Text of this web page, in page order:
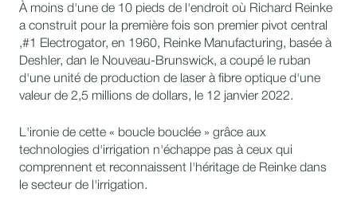
À moins d'une de 10 pieds de l'endroit où Richard Reinke
a construit pour la première fois son premier pivot central
,#1 Electrogator, en 1960, Reinke Manufacturing, basée à
Deshler, dan le Nouveau-Brunswick, a coupé le ruban
d'une unité de production de laser à fibre optique d'une
valeur de 2,5 millions de dollars, le 12 janvier 2022.
L'ironie de cette « boucle bouclée » grâce aux
technologies d'irrigation n'échappe pas à ceux qui
comprennent et reconnaissent l'héritage de Reinke dans
le secteur de l'irrigation.